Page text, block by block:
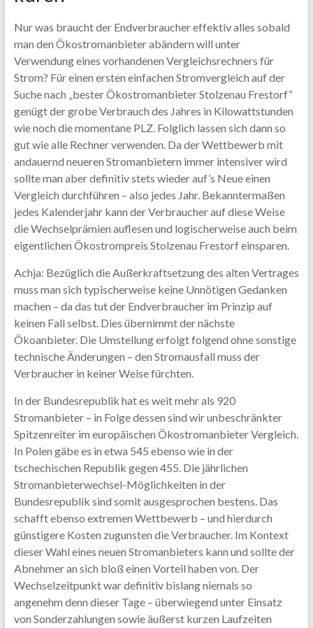
Nur was braucht der Endverbraucher effektiv alles sobald
man den Ökostromanbieter abändern will unter
Verwendung eines vorhandenen Vergleichsrechners für
Strom? Für einen ersten einfachen Stromvergleich auf der
Suche nach „bester Ökostromanbieter Stolzenau Frestorf“
genügt der grobe Verbrauch des Jahres in Kilowattstunden
wie noch die momentane PLZ. Folglich lassen sich dann so
gut wie alle Rechner verwenden. Da der Wettbewerb mit
andauernd neueren Stromanbietern immer intensiver wird
sollte man aber definitiv stets wieder auf’s Neue einen
Vergleich durchführen – also jedes Jahr. Bekanntermaßen
jedes Kalenderjahr kann der Verbraucher auf diese Weise
die Wechselprämien auflesen und logischerweise auch beim
eigentlichen Ökostrompreis Stolzenau Frestorf einsparen.
Achja: Bezüglich die Außerkraftsetzung des alten Vertrages
muss man sich typischerweise keine Unnötigen Gedanken
machen – da das tut der Endverbraucher im Prinzip auf
keinen Fall selbst. Dies übernimmt der nächste
Ökoanbieter. Die Umstellung erfolgt folgend ohne sonstige
technische Änderungen – den Stromausfall muss der
Verbraucher in keiner Weise fürchten.
In der Bundesrepublik hat es weit mehr als 920
Stromanbieter – in Folge dessen sind wir unbeschränkter
Spitzenreiter im europäischen Ökostromanbieter Vergleich.
In Polen gäbe es in etwa 545 ebenso wie in der
tschechischen Republik gegen 455. Die jährlichen
Stromanbieterwechsel-Möglichkeiten in der
Bundesrepublik sind somit ausgesprochen bestens. Das
schafft ebenso extremen Wettbewerb – und hierdurch
günstigere Kosten zugunsten die Verbraucher. Im Kontext
dieser Wahl eines neuen Stromanbieters kann und sollte der
Abnehmer an sich bloß einen Vorteil haben von. Der
Wechselzeitpunkt war definitiv bislang niemals so
angenehm denn dieser Tage – überwiegend unter Einsatz
von Sonderzahlungen sowie äußerst kurzen Laufzeiten